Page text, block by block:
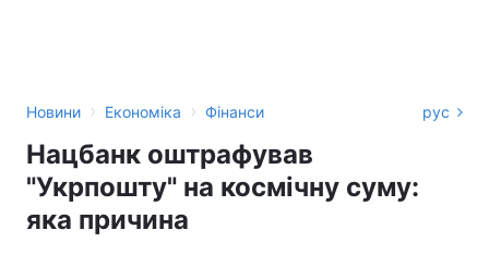
Новини › Економіка › Фінанси рус
Нацбанк оштрафував
"Укрпошту" на космічну суму:
яка причина